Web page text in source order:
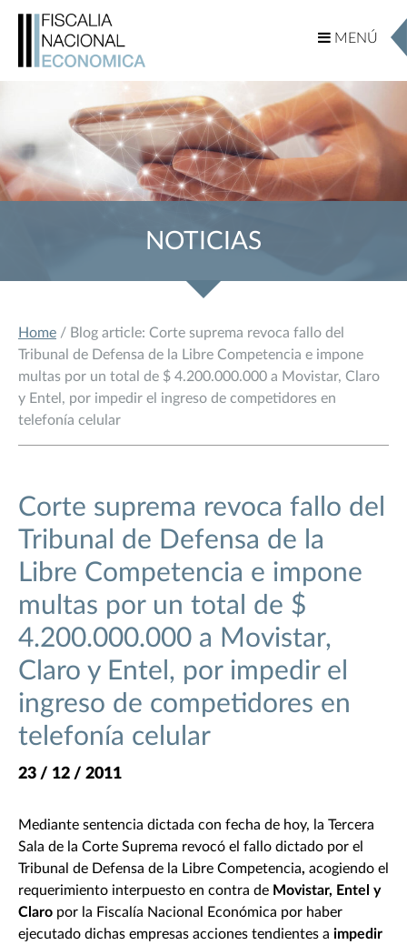
MENÚ
MENÚ
NOTICIAS
Home / Blog article: Corte suprema revoca fallo del
Tribunal de Defensa de la Libre Competencia e impone
multas por un total de $ 4.200.000.000 a Movistar, Claro
y Entel, por impedir el ingreso de competidores en
telefonía celular
Corte suprema revoca fallo del
Tribunal de Defensa de la
Libre Competencia e impone
multas por un total de $
4.200.000.000 a Movistar,
Claro y Entel, por impedir el
ingreso de competidores en
telefonía celular
23 / 12 / 2011
Mediante sentencia dictada con fecha de hoy, la Tercera
Sala de la Corte Suprema revocó el fallo dictado por el
Tribunal de Defensa de la Libre Competencia, acogiendo el
requerimiento interpuesto en contra de Movistar, Entel y
Claro por la Fiscalía Nacional Económica por haber
ejecutado dichas empresas acciones tendientes a impedir